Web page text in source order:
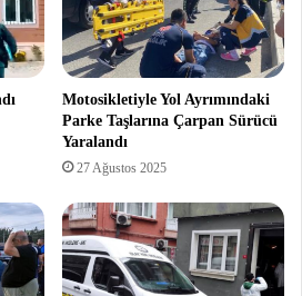
Motosikletiyle Yol Ayrımındaki
Parke Taşlarına Çarpan Sürücü
Yaralandı
27 Ağustos 2025